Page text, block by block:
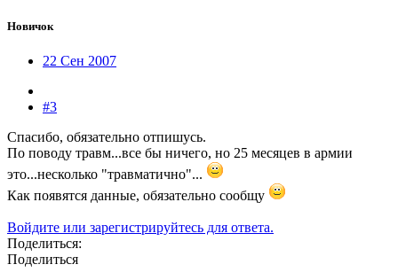
Новичок
22 Сен 2007
#3
Спасибо, обязательно отпишусь.
По поводу травм...все бы ничего, но 25 месяцев в армии
это...несколько "травматично"...
Как появятся данные, обязательно сообщу
Войдите или зарегистрируйтесь для ответа.
Поделиться:
Поделиться